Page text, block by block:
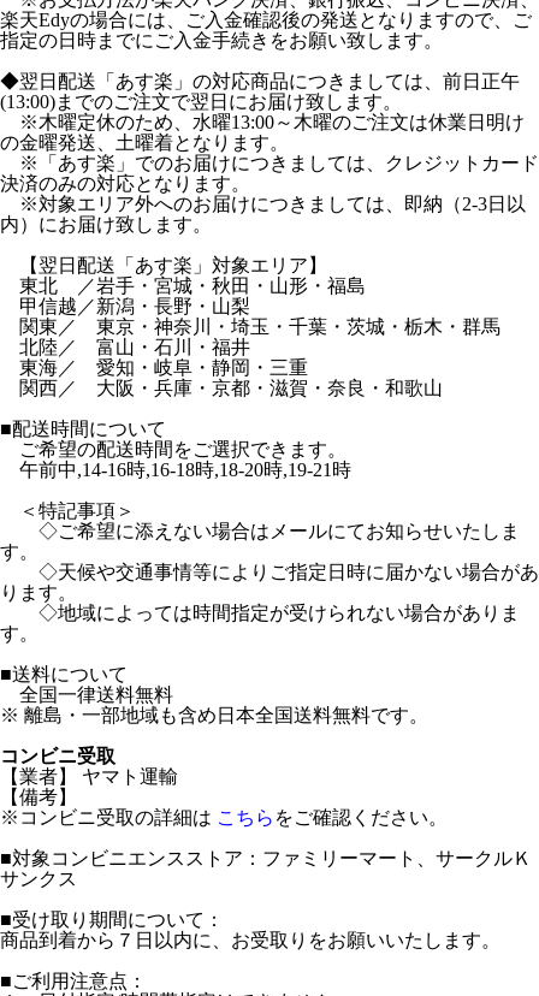
楽天Edyの場合には、ご入金確認後の発送となりますので、ご
指定の日時までにご入金手続きをお願い致します。
◆翌日配送「あす楽」の対応商品につきましては、前日正午
(13:00)までのご注文で翌日にお届け致します。
※木曜定休のため、水曜13:00～木曜のご注文は休業日明け
の金曜発送、土曜着となります。
※「あす楽」でのお届けにつきましては、クレジットカード
決済のみの対応となります。
※対象エリア外へのお届けにつきましては、即納（2-3日以
内）にお届け致します。
【翌日配送「あす楽」対象エリア】
東北 ／岩手・宮城・秋田・山形・福島
甲信越／新潟・長野・山梨
関東／ 東京・神奈川・埼玉・千葉・茨城・栃木・群馬
北陸／ 富山・石川・福井
東海／ 愛知・岐阜・静岡・三重
関西／ 大阪・兵庫・京都・滋賀・奈良・和歌山
■配送時間について
ご希望の配送時間をご選択できます。
午前中,14-16時,16-18時,18-20時,19-21時
＜特記事項＞
◇ご希望に添えない場合はメールにてお知らせいたしま
す。
◇天候や交通事情等によりご指定日時に届かない場合があ
ります。
◇地域によっては時間指定が受けられない場合がありま
す。
■送料について
全国一律送料無料
※ 離島・一部地域も含め日本全国送料無料です。
コンビニ受取
【業者】 ヤマト運輸
【備考】
※コンビニ受取の詳細は こちら をご確認ください。
■対象コンビニエンスストア：ファミリーマート、サークルＫ
サンクス
■受け取り期間について：
商品到着から７日以内に、お受取りをお願いいたします。
■ご利用注意点：